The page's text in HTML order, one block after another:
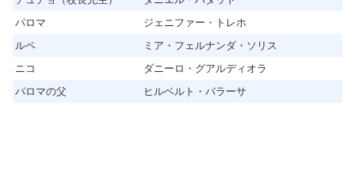
パロマ
ジェニファー・トレホ
ルペ
ミア・フェルナンダ・ソリス
ニコ
ダニーロ・グアルディオラ
パロマの父
ヒルベルト・バラーサ